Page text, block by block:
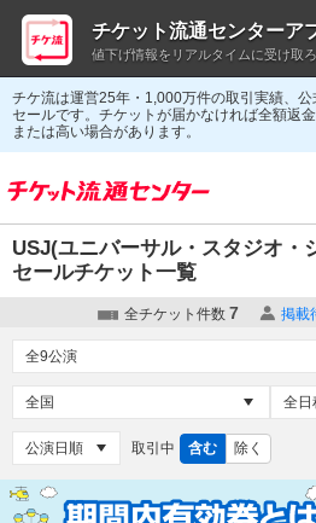
チケ流は運営25年・1,000万件の取引実績、
セールです。チケットが届かなければ全額返
または高い場合があります。
USJ(ユニバーサル・スタジオ・
セールチケット一覧
全チケット件数 7 掲載
取引中 含む 除く
チケット流通センターア
値下げ情報をリアルタイムに受け取